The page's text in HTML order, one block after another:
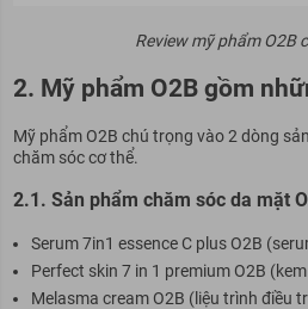
Review mỹ phẩm O2B
2. Mỹ phẩm O2B gồm
Mỹ phẩm O2B chú trọng vào 2 dòng
chăm sóc cơ thể.
2.1. Sản phẩm chăm sóc da mặt
Serum 7in1 essence C plus O2B
Perfect skin 7 in 1 premium O2B
Melasma cream O2B (liệu trình điều